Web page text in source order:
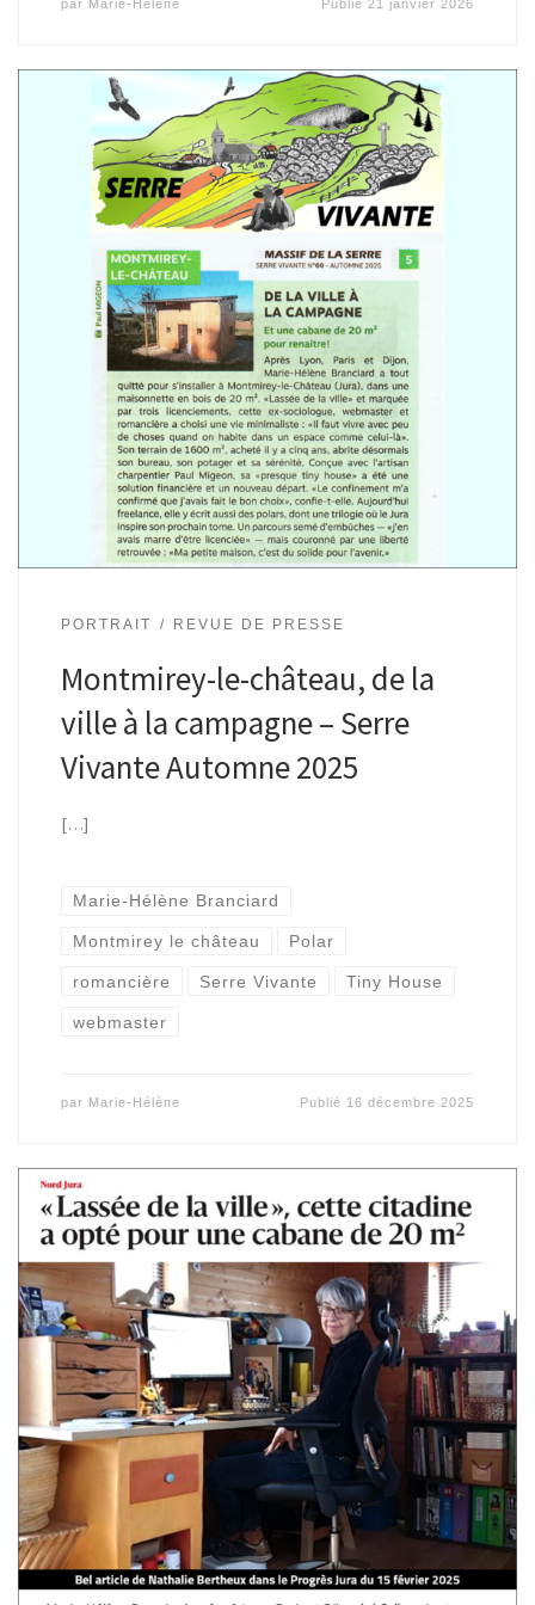
par Marie-Hélène Publié 21 janvier 2026
PORTRAIT REVUE DE PRESSE
Montmirey-le-château, de la
ville à la campagne – Serre
Vivante Automne 2025
[…]
Marie-Hélène Branciard
Montmirey le château Polar
romancière Serre Vivante Tiny House
webmaster
par Marie-Hélène Publié 16 décembre 2025